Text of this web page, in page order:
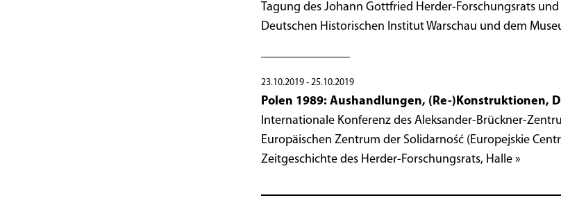
Tagung des Johann Gottfried Herder-Forschungsrats
Deutschen Historischen Institut Warschau und dem
23.10.2019 - 25.10.2019
Polen 1989: Aushandlungen, (Re-)Konstruktionen,
Internationale Konferenz des Aleksander-Brückner-
Europäischen Zentrum der Solidarność (Europejskie
Zeitgeschichte des Herder-Forschungsrats, Halle »